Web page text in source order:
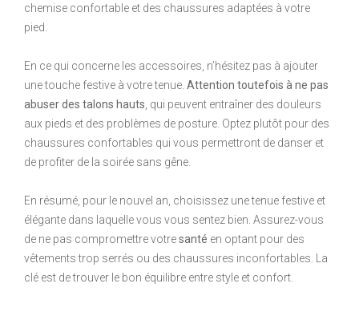
chemise confortable et des chaussures adaptées à votre
pied.
En ce qui concerne les accessoires, n’hésitez pas à ajouter
une touche festive à votre tenue. Attention toutefois à ne pas
abuser des talons hauts , qui peuvent entraîner des douleurs
aux pieds et des problèmes de posture. Optez plutôt pour des
chaussures confortables qui vous permettront de danser et
de profiter de la soirée sans gêne.
En résumé, pour le nouvel an, choisissez une tenue festive et
élégante dans laquelle vous vous sentez bien. Assurez-vous
de ne pas compromettre votresanté en optant pour des
vêtements trop serrés ou des chaussures inconfortables. La
clé est de trouver le bon équilibre entre style et confort.